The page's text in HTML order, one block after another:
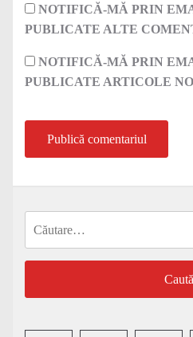
NOTIFICĂ-MĂ PRIN
PUBLICATE ALTE
NOTIFICĂ-MĂ PRIN
PUBLICATE ARTICOLE